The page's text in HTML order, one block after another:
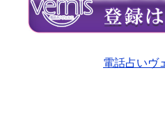
電話占いヴ